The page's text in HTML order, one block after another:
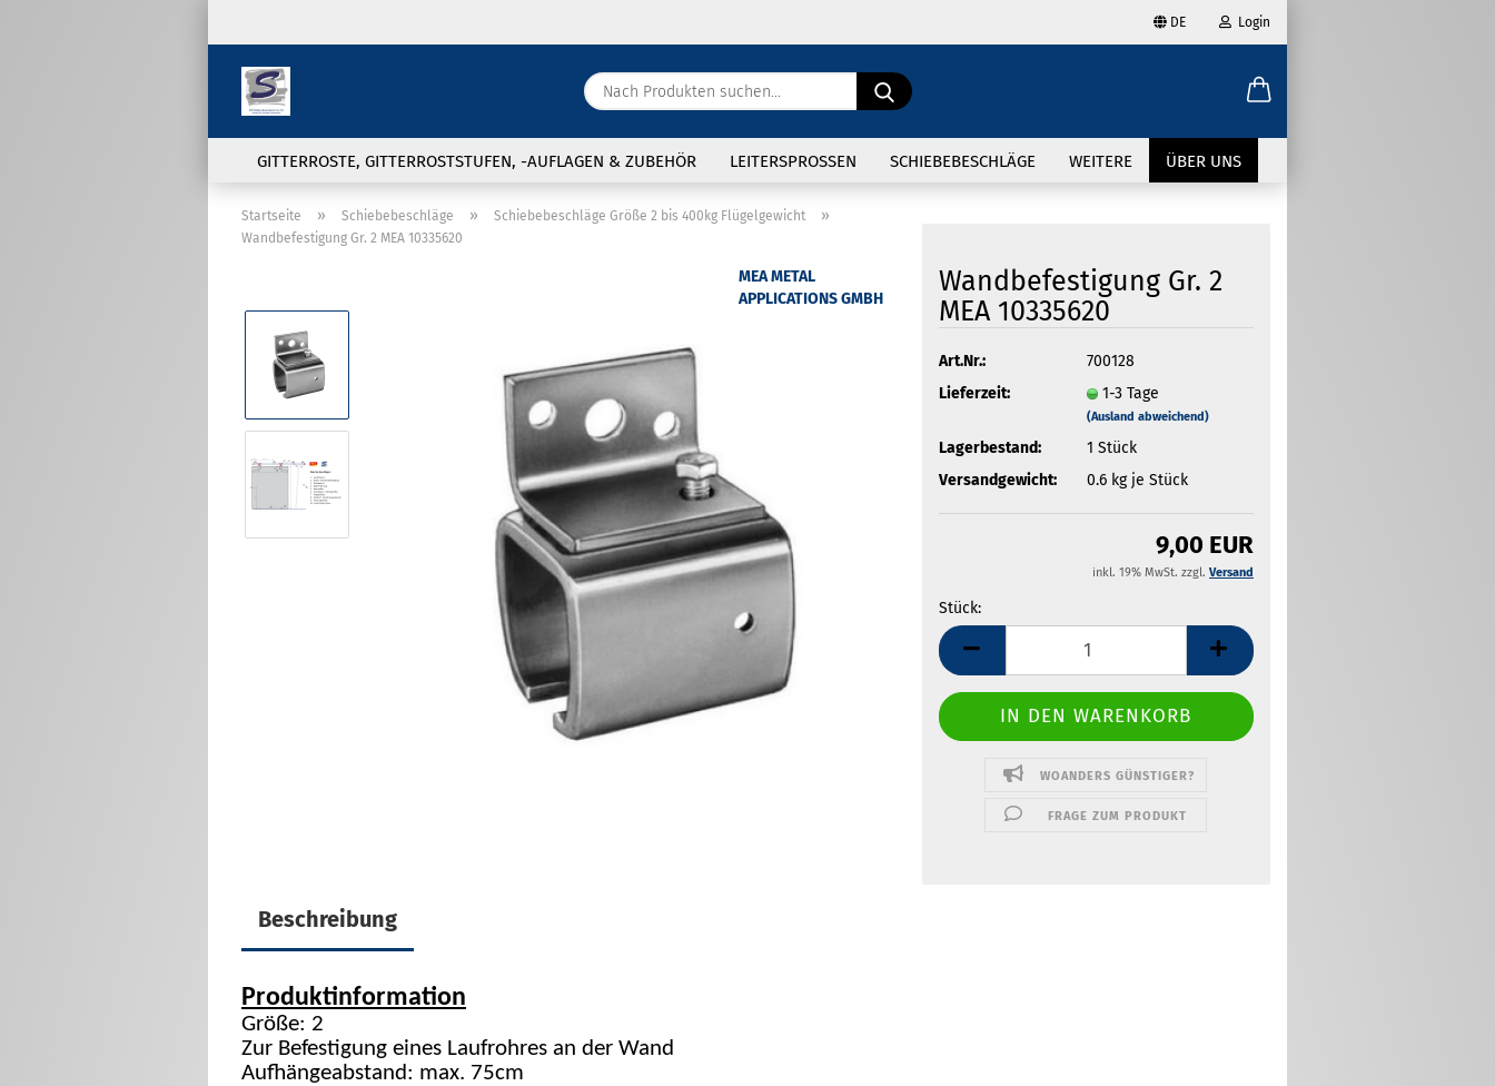
DE
Sprache auswählen
Lieferland
Login
Passwort vergessen?
Nach
Produkten
GITTERROSTE, GITTERROSTSTUFEN, -AUFLAGEN & ZUBEHÖR LEITERSPROSSEN SCHIEBEBESCHLÄGE ÜBER UNS
WEITERE
Zubehör anzeigen
Sichtschutzstreifen
Doppelstabmatte in 6/5/6 und
8/6/8 Ausführung
Pfosten für
Zaunanschlußwinkel,
Wandanschlußwinkel und
Eckverbinder für
Doppelstabmatten
Startseite » Schiebebeschläge » Schiebebeschläge Größe 2 bis 400kg Flügelgewicht »
Wandbefestigung Gr. 2 MEA 10335620
MEA METAL
APPLICATIONS GMBH
Wandbefestigung Gr. 2
MEA 10335620
Art.Nr.:
700128
Lieferzeit:
1-3 Tage
(Ausland abweichend)
Lagerbestand: 1 Stück
Versandgewicht:
0.6kg je Stück
9,00 EUR
inkl. 19% MwSt. zzgl. Versand
Stück:
Stück
WOANDERS GÜNSTIGER?
FRAGE ZUM PRODUKT
Beschreibung
Produktinformation
Größe: 2
Zur Befestigung eines Laufrohres an der Wand
Aufhängeabstand: max. 75cm